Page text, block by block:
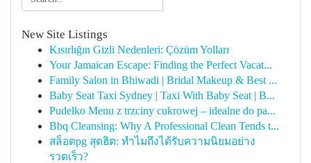
New Site Listings
Kısırlığın Gizli Nedenleri: Çözüm Yolları
Your Jamaican Escape: Finding the Perfect Vacat...
Family Salon in Bhiwadi | Bridal Makeup & Best ...
Baby Seat Taxi Sydney | Taxi With Baby Seat | B...
Pudełko Menu z trzciny cukrowej – idealne do pa...
Bbq Cleansing: Why A Professional Clean Tends t...
สล็อตpg สุดฮิต: ทำไมถึงได้รับความนิยมอย่าง
รวดเร็ว?